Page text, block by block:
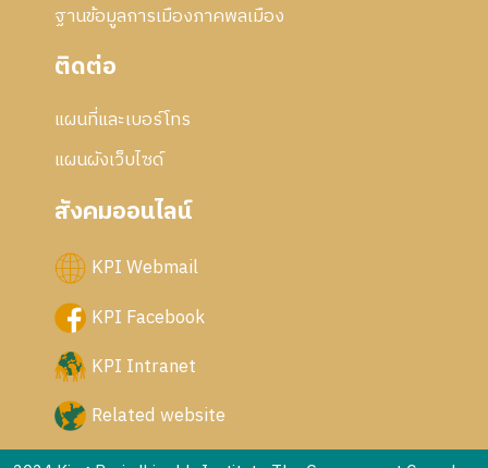
ฐานข้อมูลการเมืองภาคพลเมือง
ติดต่อ
แผนที่และเบอร์โทร
แผนผังเว็บไซด์
สังคมออนไลน์
KPI Webmail
KPI Facebook
KPI Intranet
Related website